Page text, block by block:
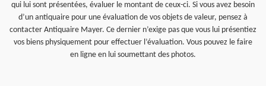
qui lui sont présentées, évaluer le montant de ceux-ci. Si vous avez besoin
d’un antiquaire pour une évaluation de vos objets de valeur, pensez à
contacter Antiquaire Mayer. Ce dernier n’exige pas que vous lui présentiez
vos biens physiquement pour effectuer l’évaluation. Vous pouvez le faire
en ligne en lui soumettant des photos.